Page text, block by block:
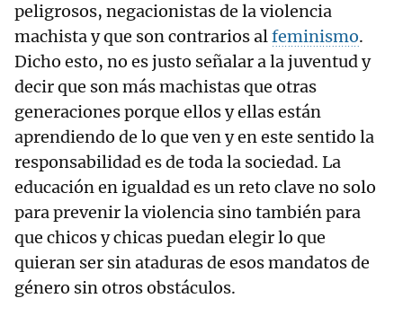
peligrosos, negacionistas de la violencia
machista y que son contrarios alfeminismo.
Dicho esto, no es justo señalar a la juventud y
decir que son más machistas que otras
generaciones porque ellos y ellas están
aprendiendo de lo que ven y en este sentido la
responsabilidad es de toda la sociedad. La
educación en igualdad es un reto clave no solo
para prevenir la violencia sino también para
que chicos y chicas puedan elegir lo que
quieran ser sin ataduras de esos mandatos de
género sin otros obstáculos.